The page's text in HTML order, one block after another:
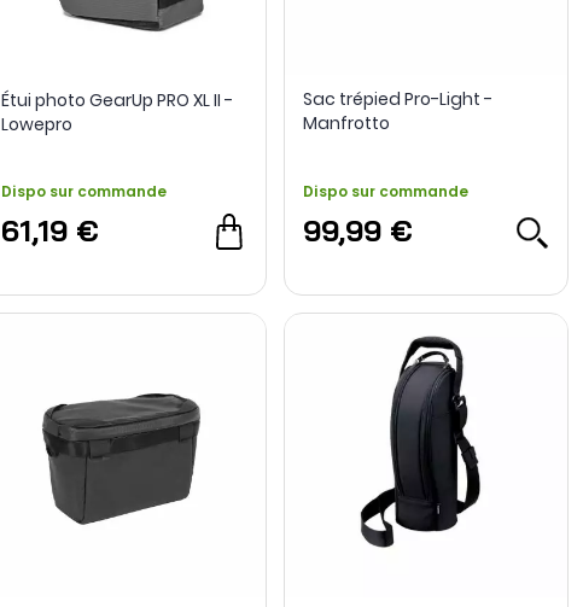
Étui photo GearUp PRO XL II -
Lowepro
Dispo sur commande
61,19 €
Sac trépied Pro-Light -
Manfrotto
Dispo sur commande
99,99 €